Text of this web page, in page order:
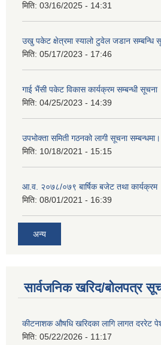
मिति: 03/16/2025 - 14:31
उखु पकेट क्षेत्रमा स्यालो टुवेल जडान सम्बन्धि
मिति: 05/17/2023 - 17:46
गाई भैंसी पकेट विकास कार्यक्रम सम्बन्धी सूचना
मिति: 04/25/2023 - 14:39
उपभोक्ता समिती गठनको लागी सूचना सम्बन्धमा।
मिति: 10/18/2021 - 15:15
आ.व. २०७८/०७९ बार्षिक बजेट तथा कार्यक्रम
मिति: 08/01/2021 - 16:39
अन्य
सार्वजनिक खरिद/बोलपत्र
कीटनाशक औषधि खरिदका लागि लागत दररेट
मिति: 05/22/2026 - 11:17